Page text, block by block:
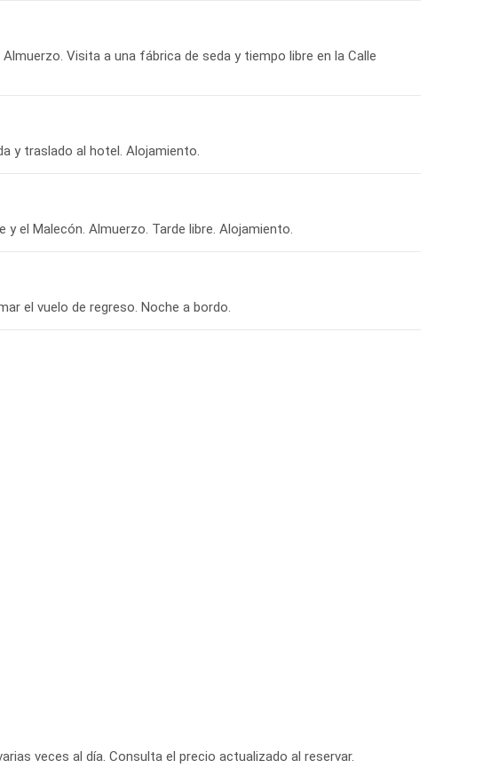
Visita a una fábrica de seda y tiempo libre en la Calle
veces al día. Consulta el precio actualizado al reservar.